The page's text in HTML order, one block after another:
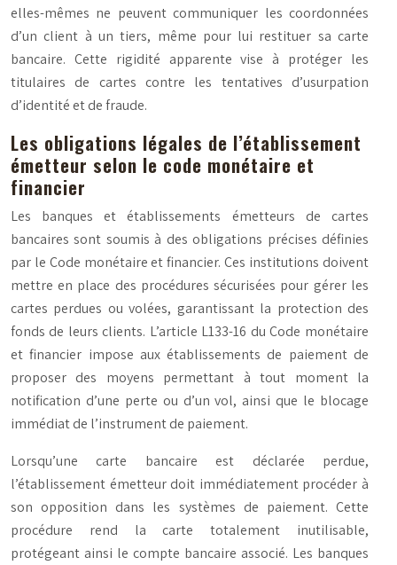
elles-mêmes ne peuvent communiquer les coordonnées
d’un client à un tiers, même pour lui restituer sa carte
bancaire. Cette rigidité apparente vise à protéger les
titulaires de cartes contre les tentatives d’usurpation
d’identitéet de fraude.
Les obligations légales de l’établissement
émetteur selon le code monétaire et
financier
Les banques et établissements émetteurs de cartes
bancaires sont soumis à des obligations précises définies
par le Code monétaire et financier. Ces institutions doivent
mettre en place des procédures sécurisées pour gérer les
cartes perdues ou volées, garantissant la protection des
fonds de leurs clients. L’article L133-16 du Code monétaire
et financier impose aux établissements de paiement de
proposer des moyens permettant à tout moment la
notification d’une perte ou d’un vol, ainsi que le blocage
immédiat de l’instrument de paiement.
Lorsqu’une carte bancaire est déclarée perdue,
l’établissement émetteur doit immédiatement procéder à
son opposition dans les systèmes de paiement. Cette
procédure rend la carte totalement inutilisable,
protégeant ainsi le compte bancaire associé. Les banques